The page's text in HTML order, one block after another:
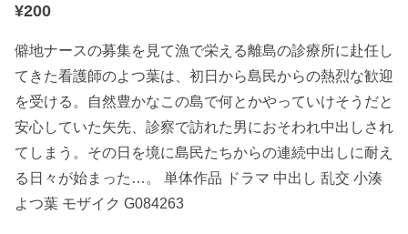
¥200
僻地ナースの募集を見て漁で栄える離島の診療所に赴任し
てきた看護師のよつ葉は、初日から島民からの熱烈な歓迎
を受ける。自然豊かなこの島で何とかやっていけそうだと
安心していた矢先、診察で訪れた男におそわれ中出しされ
てしまう。その日を境に島民たちからの連続中出しに耐え
る日々が始まった…。 単体作品 ドラマ 中出し 乱交 小湊
よつ葉 モザイク G084263